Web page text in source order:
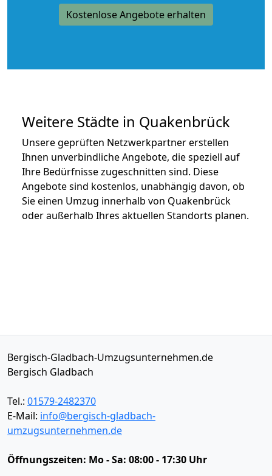
Kostenlose Angebote erhalten
Weitere Städte in Quakenbrück
Unsere geprüften Netzwerkpartner erstellen
Ihnen unverbindliche Angebote, die speziell auf
Ihre Bedürfnisse zugeschnitten sind. Diese
Angebote sind kostenlos, unabhängig davon, ob
Sie einen Umzug innerhalb von Quakenbrück
oder außerhalb Ihres aktuellen Standorts planen.
Bergisch-Gladbach-Umzugsunternehmen.de
Bergisch Gladbach
Tel.: 01579-2482370
E-Mail: info@bergisch-gladbach-
umzugsunternehmen.de
Öffnungszeiten: Mo - Sa: 08:00 - 17:30 Uhr